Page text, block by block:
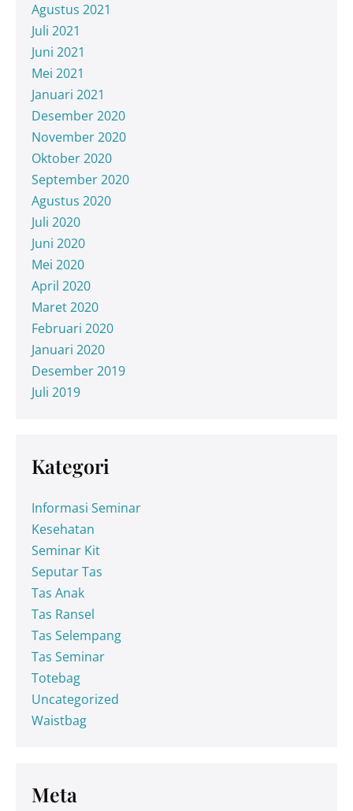
Agustus 2021
Juli 2021
Juni 2021
Mei 2021
Januari 2021
Desember 2020
November 2020
Oktober 2020
September 2020
Agustus 2020
Juli 2020
Juni 2020
Mei 2020
April 2020
Maret 2020
Februari 2020
Januari 2020
Desember 2019
Juli 2019
Kategori
Informasi Seminar
Kesehatan
Seminar Kit
Seputar Tas
Tas Anak
Tas Ransel
Tas Selempang
Tas Seminar
Totebag
Uncategorized
Waistbag
Meta